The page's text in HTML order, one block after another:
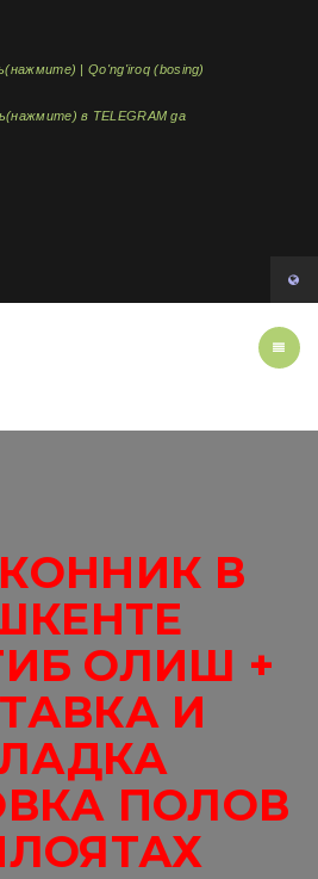
| Qo'ng'iroq (bosing)
в TELEGRAM ga
В
ОЛИШ +
И
ПОЛОВ